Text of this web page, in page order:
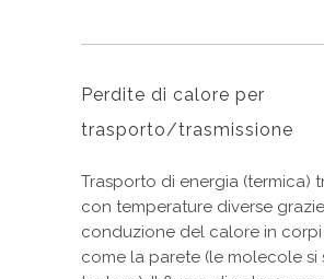
Perdite di calore per
trasporto/trasmissione
Trasporto di energia (termica)
con temperature diverse
conduzione del calore in corpi
come la parete (le molecole si